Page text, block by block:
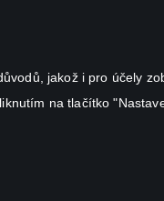
jakož i pro účely
na tlačítko
Canal+